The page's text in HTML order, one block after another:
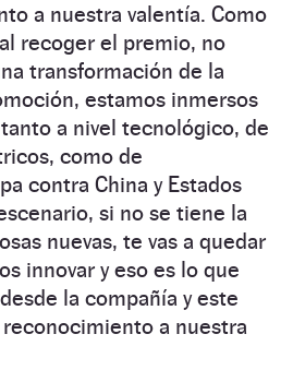
a nuestra valentía. Como
recoger el premio, no
transformación de la
estamos inmersos
a nivel tecnológico, de
como de
contra China y Estados
si no se tiene la
nuevas, te vas a quedar
innovar y eso es lo que
la compañía y este
a nuestra